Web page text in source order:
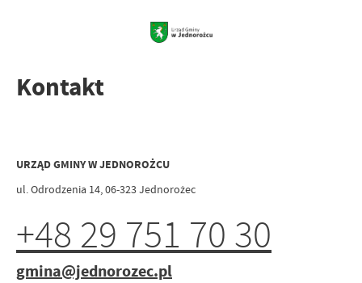
Kontakt
URZĄD GMINY W JEDNOROŻCU
ul. Odrodzenia 14, 06-323 Jednorożec
+48 29 751 70 30
gmina@jednorozec.pl